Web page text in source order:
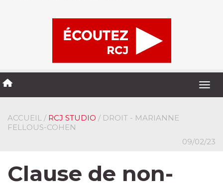
ACCUEIL / RCJ STUDIO / DROIT - MARIANNE
FELLOUS-COHEN
09/02/23
Clause de non-